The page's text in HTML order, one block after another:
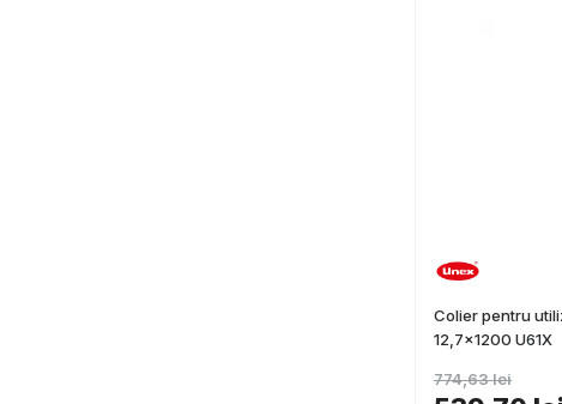
Colier pentru
12,7x1200 U61X
774,63 lei